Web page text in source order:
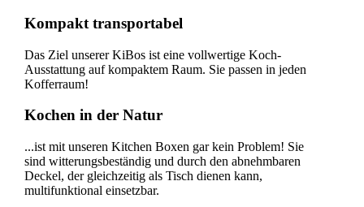
Kompakt transportabel
Das Ziel unserer KiBos ist eine vollwertige Koch-
Ausstattung auf kompaktem Raum. Sie passen in jeden
Kofferraum!
Kochen in der Natur
...ist mit unseren Kitchen Boxen gar kein Problem! Sie
sind witterungsbeständig und durch den abnehmbaren
Deckel, der gleichzeitig als Tisch dienen kann,
multifunktional einsetzbar.